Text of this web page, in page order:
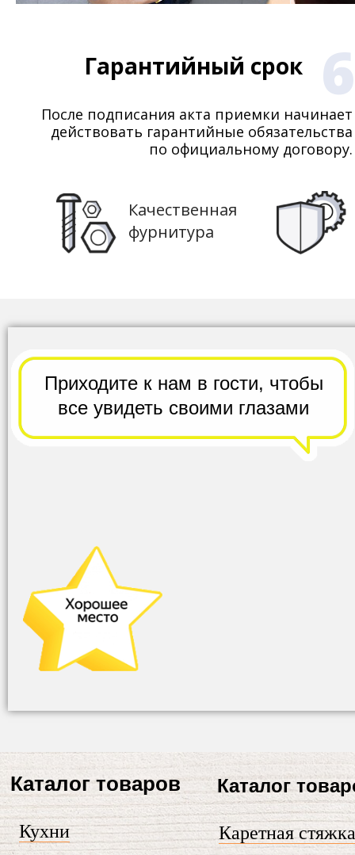
Каретная стяжка
Каталог
Гарантийный срок
После подписания акта приемки начинает
действовать гарантийные обязательства
по официальному договору.
Приходите к нам в гости, чтобы
всеувидеть своими глазами
Каталог товаров
Кухни
Качественная
фурнитура
6